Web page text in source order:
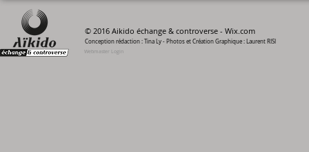
© 2016 Aikido échange & controverse - Wix.com
Conception rédaction : Tina Ly - Photos et Création Graphique : Laurent RISI
Webmaster Login